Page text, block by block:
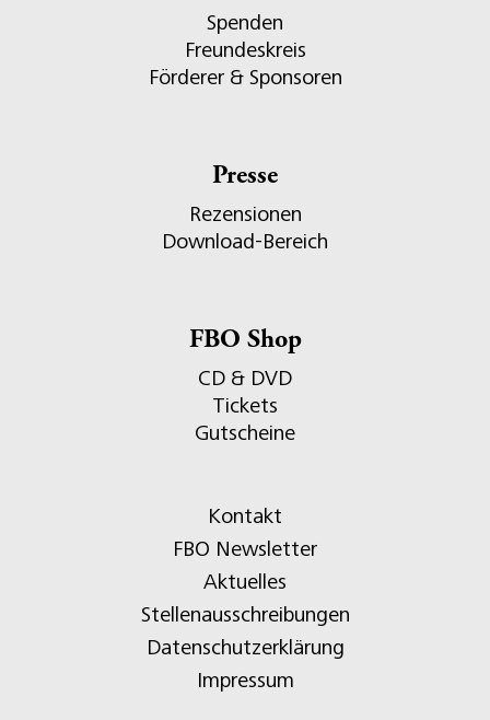
Spenden
Freundeskreis
Förderer & Sponsoren
Presse
Rezensionen
Download-Bereich
FBO Shop
CD & DVD
Tickets
Gutscheine
Kontakt
FBO Newsletter
Aktuelles
Stellenausschreibungen
Datenschutzerklärung
Impressum